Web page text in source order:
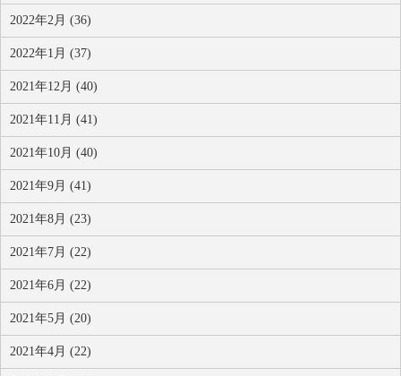
2022年2月 (36)
2022年1月 (37)
2021年12月 (40)
2021年11月 (41)
2021年10月 (40)
2021年9月 (41)
2021年8月 (23)
2021年7月 (22)
2021年6月 (22)
2021年5月 (20)
2021年4月 (22)